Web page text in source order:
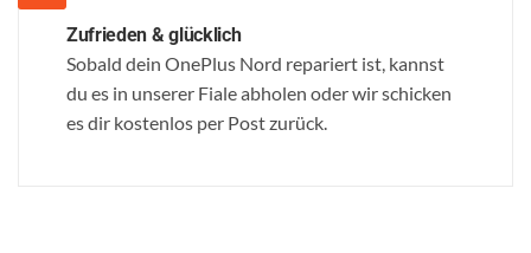
Zufrieden & glücklich
Sobald dein OnePlus Nord repariert ist, kannst
du es in unserer Fiale abholen oder wir schicken
es dir kostenlos per Post zurück.